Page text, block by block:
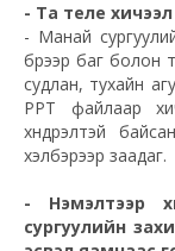
- Та теле
- Манай
бүрээр баг болон
судлан, тухайн
PPT файлаар
хүндрэлтэй
хэлбэрээр заадаг.
- Нэмэлтээр
сургуулийн